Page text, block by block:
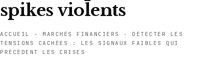
spikes violents
ACCUEIL -MARCHÉS FINANCIERS -DÉTECTER LES
TENSIONS CACHÉES : LES SIGNAUX FAIBLES QUI
PRÉCÈDENT LES CRISES